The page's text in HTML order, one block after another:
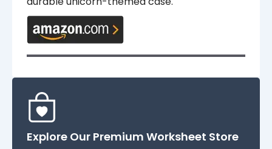
Explore Our Premium Worksheet Store